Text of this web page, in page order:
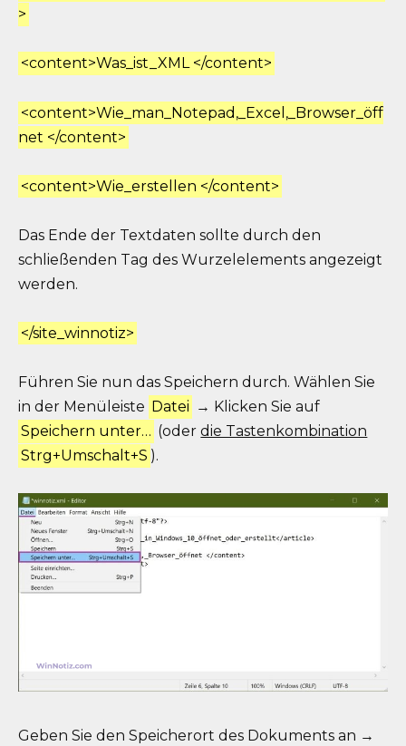
>
<content>Was_ist_XML </content>
<content>Wie_man_Notepad,_Excel,_Browser_öff
net </content>
<content>Wie_erstellen </content>
Das Ende der Textdaten sollte durch den
schließenden Tag des Wurzelelements angezeigt
werden.
</site_winnotiz>
Führen Sie nun das Speichern durch. Wählen Sie
in der Menüleiste Datei → Klicken Sie auf
Speichern unter… (oderdie Tastenkombination
Strg+Umschalt+S ).
Geben Sie den Speicherort des Dokuments an →